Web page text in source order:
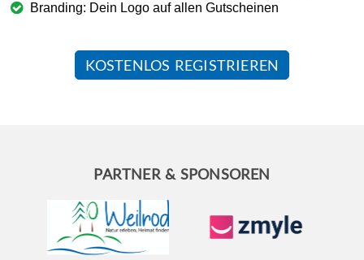
Branding: Dein Logo auf allen Gutscheinen
KOSTENLOS REGISTRIEREN
PARTNER & SPONSOREN